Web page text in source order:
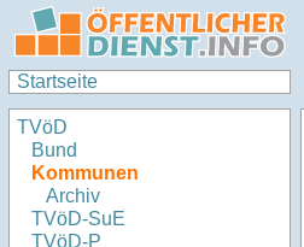
Startseite
TVöD
Bund
Kommunen
Archiv
TVöD-SuE
TVöD-P